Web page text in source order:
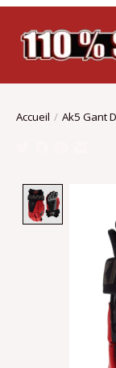
Accueil / Ak5 Gant